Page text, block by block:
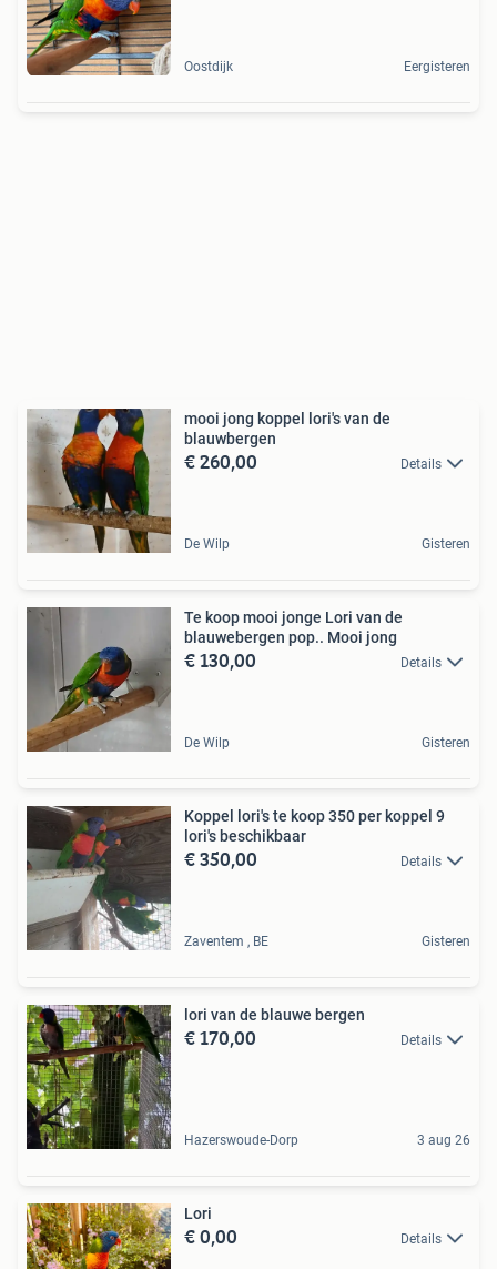
Oostdijk Eergisteren
mooi jong koppel lori's van de
blauwbergen
€ 260,00 Details
De Wilp Gisteren
Te koop mooi jonge Lori van de
blauwebergen pop.. Mooi jong
€ 130,00 Details
De Wilp Gisteren
Koppel lori's te koop 350 per koppel 9
lori's beschikbaar
€ 350,00 Details
Zaventem , BE Gisteren
lori van de blauwe bergen
€ 170,00 Details
Hazerswoude-Dorp 3 aug 26
Lori
€ 0,00 Details